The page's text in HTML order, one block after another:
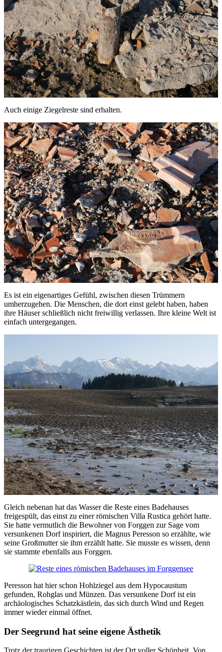
Auch einige Ziegelreste sind erhalten.
Es ist ein eigenartiges Gefühl, zwischen diesen Trümmern
umherzugehen. Die Menschen, die dort einst gelebt haben, haben
ihre Häuser schließlich nicht freiwillig verlassen. Ihre kleine Welt ist
einfach untergegangen.
Gleich nebenan hat das Wasser die Reste eines Badehauses
freigespült, das einst zu einer römischen Villa Rustica gehört hatte.
Sie hatte vermutlich die Bewohner von Forggen zur Sage vom
versunkenen Dorf inspiriert, die Magnus Peresson so erzählte, wie
seine Großmutter sie ihm erzählt hatte. Sie musste es wissen, denn
sie stammte ebenfalls aus Forggen.
Peresson hat hier schon Hohlziegel aus dem Hypocaustum
gefunden, Rohglas und Münzen. Das versunkene Dorf ist ein
archäologisches Schatzkästlein, das sich durch Wind und Regen
immer wieder einmal öffnet.
Der Seegrund hat seine eigene Ästhetik